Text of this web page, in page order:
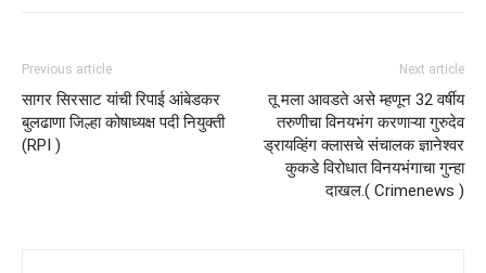
Previous article
सागर सिरसाट यांची रिपाई आंबेडकर
बुलढाणा जिल्हा कोषाध्यक्ष पदी नियुक्ती
(RPI )
Next article
तू मला आवडते असे म्हणून 32 वर्षीय
तरुणीचा विनयभंग करणाऱ्या गुरुदेव
ड्रायव्हिंग क्लासचे संचालक ज्ञानेश्वर
कुकडे विरोधात विनयभंगाचा गुन्हा
दाखल.( Crimenews )